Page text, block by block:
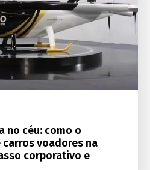
no céu: como o
voadores na
corporativo e